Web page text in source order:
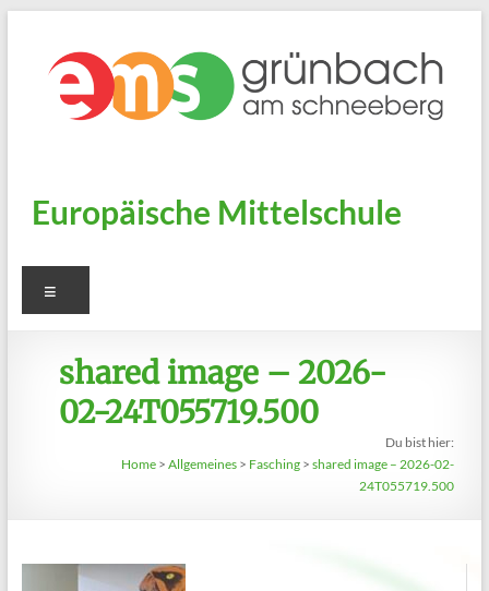
springen
Europäische Mittelschule
shared image – 2026-
02-24T055719.500
Du bist hier:
Home >Allgemeines > Fasching >shared image – 2026-02-
24T055719.500